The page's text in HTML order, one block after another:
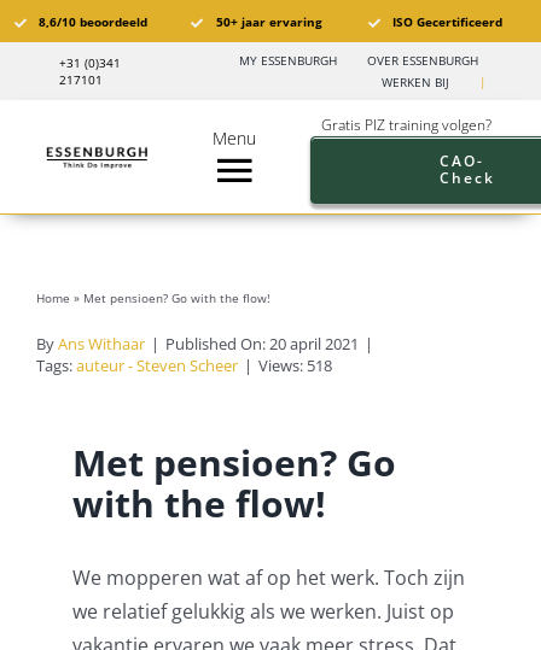
Ga
naar
inhoud
8,6/10 beoordeeld 50+ jaar ervaring ISO Gecertificeerd
+31 (0)341
217101
MY ESSENBURGH
OVER ESSENBURGH
WERKEN BIJ
|
Menu
Toggle
Branches
Pensioen aanbod werkgevers
Pensioenblij
Gratis PIZ training volgen?
CAO-
Check
Home » Met pensioen? Go with the flow!
ByAns Withaar | Published On: 20 april 2021 |
Tags:auteur - Steven Scheer | Views: 518
Met pensioen? Go
with the flow!
We mopperen wat af op het werk. Toch zijn
we relatief gelukkig als we werken. Juist op